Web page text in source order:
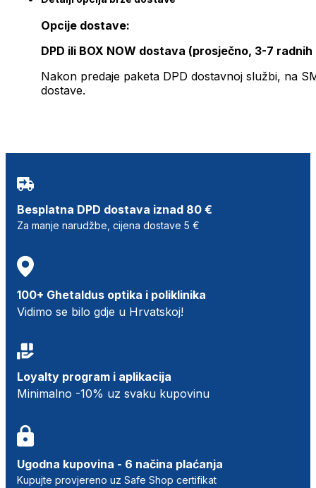
Opcije dostave:
DPD ili BOX NOW dostava (prosječno, 3-7 radnih
Nakon predaje paketa DPD dostavnoj službi, na
dostave.
Besplatna DPD dostava iznad 80 €
Za manje narudžbe, cijena dostave 5 €
100+ Ghetaldus optika i poliklinika
Vidimo se bilo gdje u Hrvatskoj!
Loyalty program i aplikacija
Minimalno -10% uz svaku kupovinu
Ugodna kupovina - 6 načina plaćanja
Kupujte provjereno uz Safe Shop certifikat